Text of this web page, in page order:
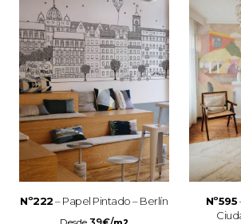
Nº222– Papel Pintado – Berlín Nº595